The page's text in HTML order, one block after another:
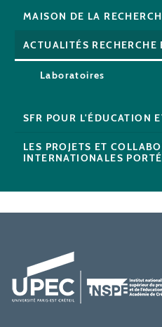
MAISON DE LA
ACTUALITÉS
Laboratoires
SFR POUR L'ÉDUCATION
LES PROJETS ET
INTERNATIONALES